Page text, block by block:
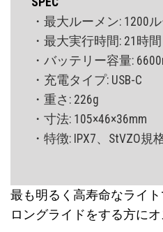
・最大ルーメン: 1200
・最大実行時間: 21時間
・バッテリー容量:
・充電タイプ: USB-C
・重さ: 226g
・寸法: 105×46×36mm
・特徴: IPX7、StVZO規
最も明るく高寿命なライト
ロングライドをする方にオ